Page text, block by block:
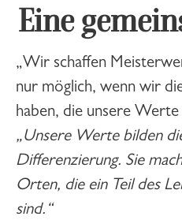
Eine
„Wir schaffen
nur möglich, wenn wir
haben, die unsere Werte
„Unsere Werte bilden
Differenzierung. Sie
Orten, die ein Teil des
sind.“